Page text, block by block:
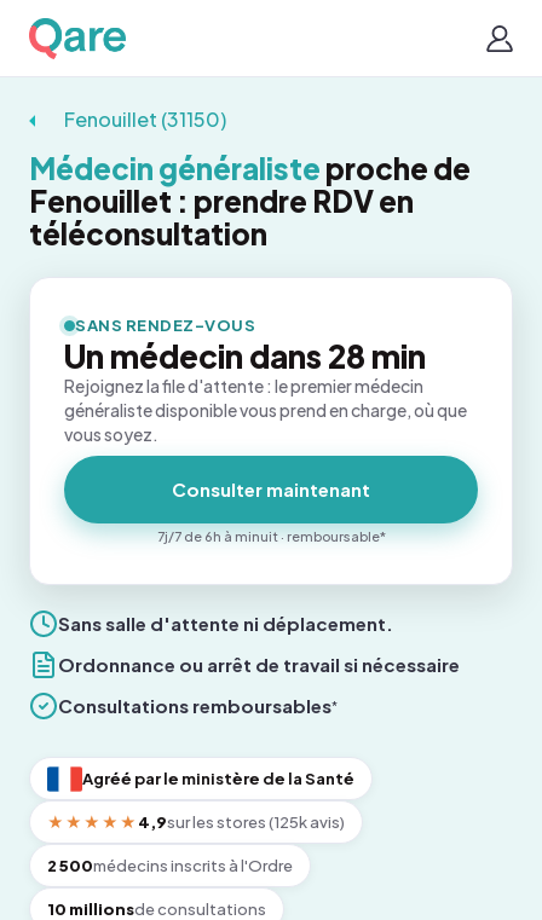
Fenouillet (31150)
Médecin généraliste proche de
Fenouillet : prendre RDV en
téléconsultation
Sans salle d'attente ni déplacement.
Ordonnance ou arrêt de travail si nécessaire
Consultations remboursables*
Agréé par le ministère de la Santé
★★★★★ 4,9sur les stores (125k avis)
2 500médecins inscrits à l'Ordre
10 millionsde consultations
SANS RENDEZ-VOUS
Un médecin dans 28 min
Rejoignez la file d'attente : le premier médecin
généraliste disponible vous prend en charge, où que
vous soyez.
Consulter maintenant
7j/7 de 6h à minuit · remboursable*